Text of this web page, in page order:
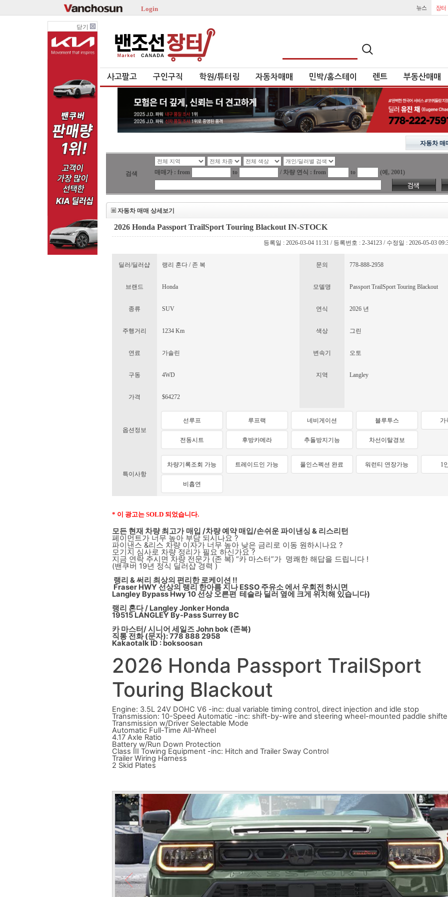
Login
닫기
사고팔고 구인구직 학원/튜터링 자동차매매 민박/홈스테이 렌트 부동산매매
자동차 매
검색 매매가 : from to / 차량 연식 : from to (예, 2001)
자동차 매매 상세보기
2026 Honda Passport TrailSport Touring Blackout IN-STOCK
등록일 : 2026-03-04 11:31 / 등록번호 : 2-34123 / 수정일 : 2026-05-03
딜러/딜러샵 랭리 혼다 / 존 복 문의 778-888-2958
브랜드 Honda 모델명 Passport TrailSport Touring Blackout
종류 SUV 연식 2026 년
주행거리 1234 Km 색상 그린
연료 가솔린 변속기 오토
구동 4WD 지역 Langley
가격 $64272
옵션정보
선루프 루프랙 네비게이션 블루투스 가
전동시트 후방카메라 추돌방지기능 차선이탈경보
특이사항
차량기록조회 가능 트레이드인 가능 풀인스펙션 완료 워런티 연장가능 1
비흡연
* 이 광고는 SOLD 되었습니다.
모든 현재 차량 최고가 매입 /차량 예약 매입/손쉬운 파이낸싱 & 리스리턴
페이먼트가 너무 높아 부담 되시나요 ?
파이낸스 &리스 차량 이자가 너무 높아 낮은 금리로 이동 원하시나요 ?
모기지 심사로 차량 정리가 필요 하신가요 ?
지금 연락 주시면 차량 전문가 (존 복) “카 마스터”가 명쾌한 해답을 드립니다 !
(밴쿠버 19년 정식 딜러샵 경력 )
랭리 & 써리 최상의 편리한 로케이션 !!
Fraser HWY 선상의 랭리 한아름 지나 ESSO 주유소 에서 우회전 하시면
Langley Bypass Hwy 10 선상 오른편 테슬라 딜러 옆에 크게 위치해 있습니다)
랭리 혼다 / Langley Jonker Honda
19515 LANGLEY By-Pass Surrey BC
카 마스터/ 시니어 세일즈 John bok (존복)
직통 전화 (문자): 778 888 2958
Kakaotalk ID : boksoosan
2026 Honda Passport TrailSport
Touring Blackout
Engine: 3.5L 24V DOHC V6 -inc: dual variable timing control, direct injection and idle stop
Transmission: 10-Speed Automatic -inc: shift-by-wire and steering wheel-mounted paddle
Transmission w/Driver Selectable Mode
Automatic Full-Time All-Wheel
4.17 Axle Ratio
Battery w/Run Down Protection
Class III Towing Equipment -inc: Hitch and Trailer Sway Control
Trailer Wiring Harness
2 Skid Plates